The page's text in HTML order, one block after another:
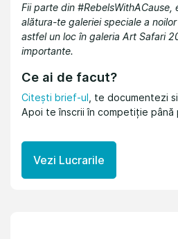
Fii parte din #RebelsWithACause,
alătura-te galeriei speciale a
astfel un loc în galeria Art Safari
importante.
Ce ai de facut?
Citești brief-ul , te documentezi
Apoi te înscrii în competiție până
Vezi Lucrarile